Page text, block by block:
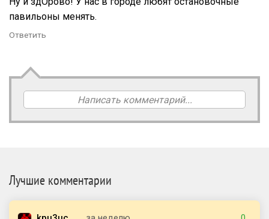
павильоны менять.
Ответить
Написать комментарий...
Лучшие комментарии